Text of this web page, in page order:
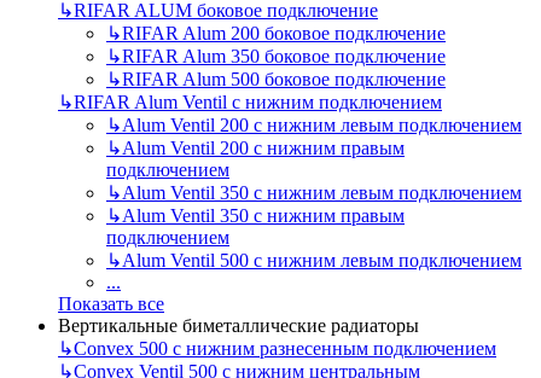
↳RIFAR ALUM боковое подключение
↳RIFAR Alum 200 боковое подключение
↳RIFAR Alum 350 боковое подключение
↳RIFAR Alum 500 боковое подключение
↳RIFAR Alum Ventil с нижним подключением
↳Alum Ventil 200 с нижним левым подключением
↳Alum Ventil 200 с нижним правым
подключением
↳Alum Ventil 350 с нижним левым подключением
↳Alum Ventil 350 с нижним правым
подключением
↳Alum Ventil 500 с нижним левым подключением
...
Показать все
Вертикальные биметаллические радиаторы
↳Convex 500 с нижним разнесенным подключением
↳Convex Ventil 500 с нижним центральным